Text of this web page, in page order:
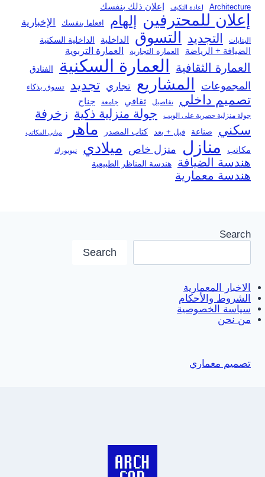
Architecture إعادة التكيف إعلان ذلك بنفسك
إعلان للمحترفين إلهام افعلها بنفسك الإخبارية
البنايات التجديد التسوق الداخلية الداخلية السكنية
الضيافة + الرياضة العمارة التجارية العمارة التربوية
العمارة الثقافية العمارة السكنية الفنادق
المجموعات المشاريع تجاري تجديد تسوق بذكاء
تصميم داخلي تفاصيل ثقافي جامعة جناح
جولة منزلية حصرية على الويب جولة منزلية ذكية زخرفة
سكني صناعة قبل + بعد كتاب المصدر ماهر مباني المكاتب
مكاتب منازل منزل خاص ميلادي نيويورك
هندسة الضيافة هندسة المناظر الطبيعية
هندسة معمارية
Search
Search
الاخبار المعمارية
الشروط والأحكام
سياسة الخصوصية
من نحن
تصميم معماري